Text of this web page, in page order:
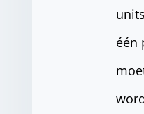
één